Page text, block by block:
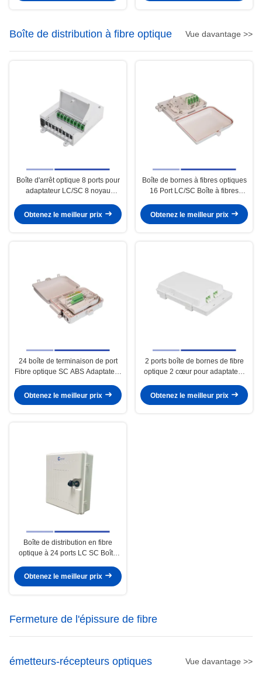
Boîte de distribution à fibre optique Vue davantage >>
Boîte d'arrêt optique 8 ports pour
adaptateur LC/SC 8 noyau
Obtenez le meilleur prix
Boîte de bornes à fibres optiques
16 Port LC/SC Boîte à fibres
Simplex
Obtenez le meilleur prix
24 boîte de terminaison de port
Fibre optique SC ABS Adaptateur
Obtenez le meilleur prix
2 ports boîte de bornes de fibre
optique 2 cœur pour adaptateur
Obtenez le meilleur prix
Boîte de distribution en fibre
optique à 24 ports LC SC Boîte
précision
Obtenez le meilleur prix
Fermeture de l'épissure de fibre
émetteurs-récepteurs optiques Vue davantage >>